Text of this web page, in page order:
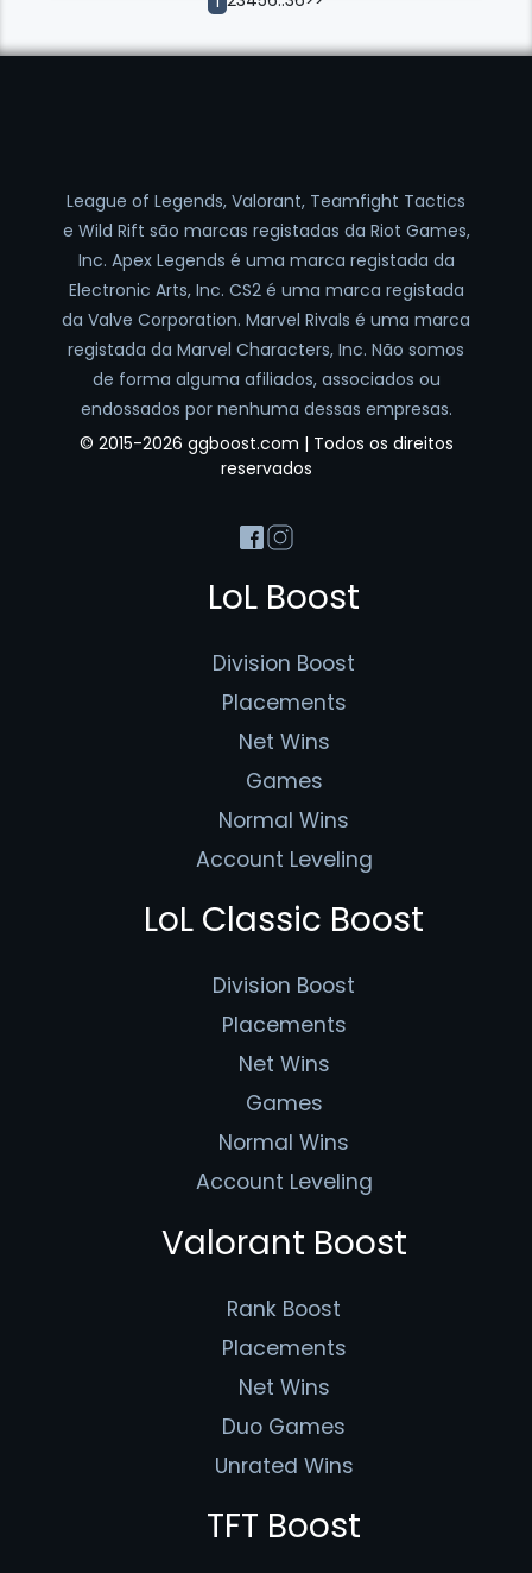
League of Legends, Valorant, Teamfight Tactics
e Wild Rift são marcas registadas da Riot Games,
Inc. Apex Legends é uma marca registada da
Electronic Arts, Inc. CS2 é uma marca registada
da Valve Corporation. Marvel Rivals é uma marca
registada da Marvel Characters, Inc. Não somos
de forma alguma afiliados, associados ou
endossados por nenhuma dessas empresas.
© 2015-2026 ggboost.com | Todos os direitos
reservados
LoL Boost
Division Boost
Placements
Net Wins
Games
Normal Wins
Account Leveling
LoL Classic Boost
Division Boost
Placements
Net Wins
Games
Normal Wins
Account Leveling
Valorant Boost
Rank Boost
Placements
Net Wins
Duo Games
Unrated Wins
TFT Boost